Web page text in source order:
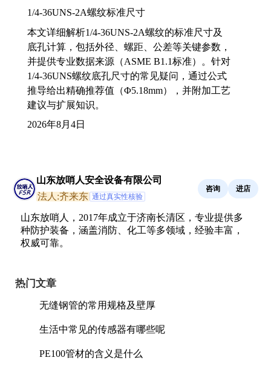
1/4-36UNS-2A螺纹标准尺寸
本文详细解析1/4-36UNS-2A螺纹的标准尺寸及
底孔计算，包括外径、螺距、公差等关键参数，
并提供专业数据来源（ASME B1.1标准）。针对
1/4-36UNS螺纹底孔尺寸的常见疑问，通过公式
推导给出精确推荐值（Φ5.18mm），并附加工艺
建议与扩展知识。
2026年8月4日
山东放哨人安全设备有限公司
法人:齐来东 通过真实性核验
咨询 进店
山东放哨人，2017年成立于济南长清区，专业提供多
种防护装备，涵盖消防、化工等多领域，经验丰富，
权威可靠。
热门文章
无缝钢管的常用规格及壁厚
生活中常见的传感器有哪些呢
PE100管材的含义是什么